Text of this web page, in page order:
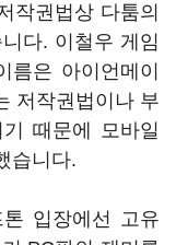
작권법상 다툼의
다. 이철우 게임
은 아이언메이
저작권법이나 부
때문에 모바일
습니다.
입장에선 고유